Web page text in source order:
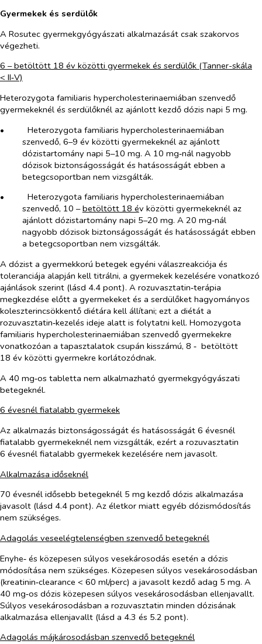
Gyermekek és serdülők
A Rosutec gyermekgyógyászati alkalmazását csak szakorvos
végezheti.
6 – betöltött 18 év közötti gyermekek és serdülők (Tanner-skála
< II‑V)
Heterozygota familiaris hypercholesterinaemiában szenvedő
gyermekeknél és serdülőknél az ajánlott kezdő dózis napi 5 mg.
•​
Heterozygota familiaris hypercholesterinaemiában
szenvedő, 6–9 év közötti gyermekeknél az ajánlott
dózistartomány napi 5–10 mg. A 10 mg‑nál nagyobb
dózisok biztonságosságát és hatásosságát ebben a
betegcsoportban nem vizsgálták.
•​
Heterozygota familiaris hypercholesterinaemiában
szenvedő, 10 –betöltött 18 év közötti gyermekeknél az
ajánlott dózistartomány napi 5–20 mg. A 20 mg‑nál
nagyobb dózisok biztonságosságát és hatásosságát ebben
a betegcsoportban nem vizsgálták.
A dózist a gyermekkorú betegek egyéni válaszreakciója és
toleranciája alapján kell titrálni, a gyermekek kezelésére vonatkozó
ajánlások szerint (lásd 4.4 pont). A rozuvasztatin‑terápia
megkezdése előtt a gyermekeket és a serdülőket hagyományos
koleszterincsökkentő diétára kell állítani; ezt a diétát a
rozuvasztatin‑kezelés ideje alatt is folytatni kell. Homozygota
familiaris hypercholesterinaemiában szenvedő gyermekekre
vonatkozóan a tapasztalatok csupán kisszámú, 8 ‑ betöltött
18 év közötti gyermekre korlátozódnak.
A 40 mg‑os tabletta nem alkalmazható gyermekgyógyászati
betegeknél.
6 évesnél fiatalabb gyermekek
Az alkalmazás biztonságosságát és hatásosságát 6 évesnél
fiatalabb gyermekeknél nem vizsgálták, ezért a rozuvasztatin
6 évesnél fiatalabb gyermekek kezelésére nem javasolt.
Alkalmazása időseknél
70 évesnél idősebb betegeknél 5 mg kezdő dózis alkalmazása
javasolt (lásd 4.4 pont). Az életkor miatt egyéb dózismódosítás
nem szükséges.
Adagolás veseelégtelenségben szenvedő betegeknél
Enyhe‑ és közepesen súlyos vesekárosodás esetén a dózis
módosítása nem szükséges. Közepesen súlyos vesekárosodásban
(kreatinin‑clearance < 60 ml/perc) a javasolt kezdő adag 5 mg. A
40 mg‑os dózis közepesen súlyos vesekárosodásban ellenjavallt.
Súlyos vesekárosodásban a rozuvasztatin minden dózisának
alkalmazása ellenjavallt (lásd a 4.3 és 5.2 pont).
Adagolás májkárosodásban szenvedő betegeknél